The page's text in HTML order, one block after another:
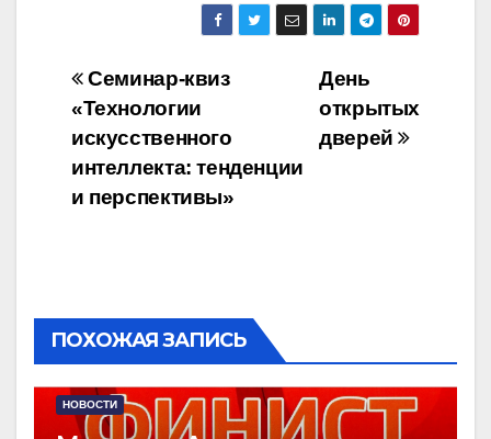
Навигация
по
записям
День
открытых
дверей
Семинар-квиз
«Технологии
искусственного
интеллекта: тенденции
и перспективы»
ПОХОЖАЯ ЗАПИСЬ
НОВОСТИ